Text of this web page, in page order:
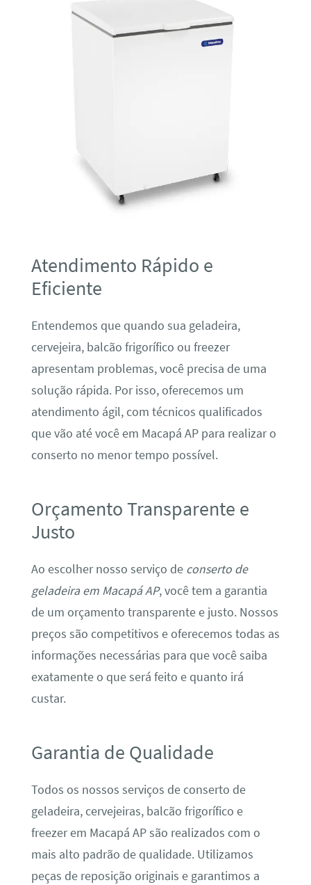
Atendimento Rápido e
Eficiente
Entendemos que quando sua geladeira,
cervejeira, balcão frigorífico ou freezer
apresentam problemas, você precisa de uma
solução rápida. Por isso, oferecemos um
atendimento ágil, com técnicos qualificados
que vão até você em Macapá AP para realizar o
conserto no menor tempo possível.
Orçamento Transparente e
Justo
Ao escolher nosso serviço de conserto de
geladeira em Macapá AP, você tem a garantia
de um orçamento transparente e justo. Nossos
preços são competitivos e oferecemos todas as
informações necessárias para que você saiba
exatamente o que será feito e quanto irá
custar.
Garantia de Qualidade
Todos os nossos serviços de conserto de
geladeira, cervejeiras, balcão frigorífico e
freezer em Macapá AP são realizados com o
mais alto padrão de qualidade. Utilizamos
peças de reposição originais e garantimos a